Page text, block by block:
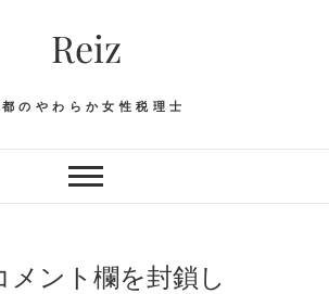
Reiz
都のやわらか女性税理士
メント欄を封鎖し